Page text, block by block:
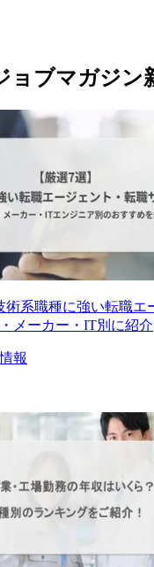
ョブマガジン
術系職種に強い転職
メーカー・IT別に紹介
報